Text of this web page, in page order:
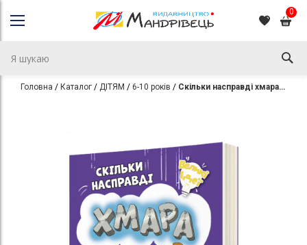
0
Головна Каталог ДІТЯМ 6-10 років Скільки насправді хмара важить?